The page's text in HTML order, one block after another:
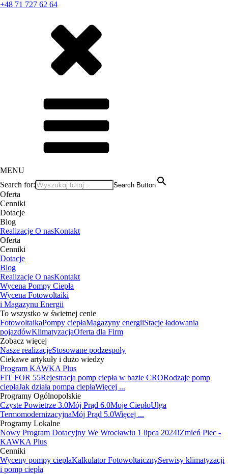
+48 71 727 62 64
MENU
Search for:
Search Button
Oferta
Cenniki
Dotacje
Blog
Realizacje O nasKontakt
Oferta
Cenniki
Dotacje
Blog
Realizacje O nasKontakt
Wycena Pompy Ciepła
Wycena Fotowoltaiki
i Magazynu Energii
To wszystko w świetnej cenie
FotowoltaikaPompy ciepłaMagazyny energiiStacje ładowania
pojazdówKlimatyzacjaOferta dla Firm
Zobacz więcej
Nasze realizacjeStosowane podzespoły
Ciekawe artykuły i dużo wiedzy
Program KAWKA Plus
FIT FOR 55Rejestracja pomp ciepła w bazie CRORodzaje pomp
ciepłaJak działa pompa ciepłaWięcej ...
Programy Ogólnopolskie
Czyste Powietrze 3.0Mój Prąd 6.0Moje CiepłoUlga
TermomodernizacyjnaMój Prąd 5.0Więcej ...
Programy Lokalne
Nowy Program Dotacyjny We Wrocławiu 1 lipca 2024!Zmień Piec -
KAWKA Plus
Cenniki
Wyceny pompy ciepłaKalkulator FotowoltaicznySerwisy klimatyzacji
i pomp ciepła